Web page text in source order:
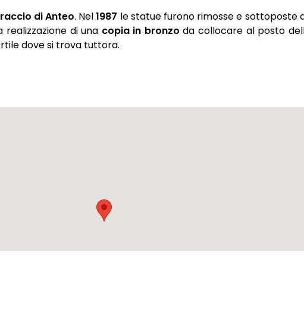
di Anteo. Nel1987 le statue furono rimosse e sottoposte
realizzazione di una copia in bronzo da collocare al posto
dove si trova tuttora.